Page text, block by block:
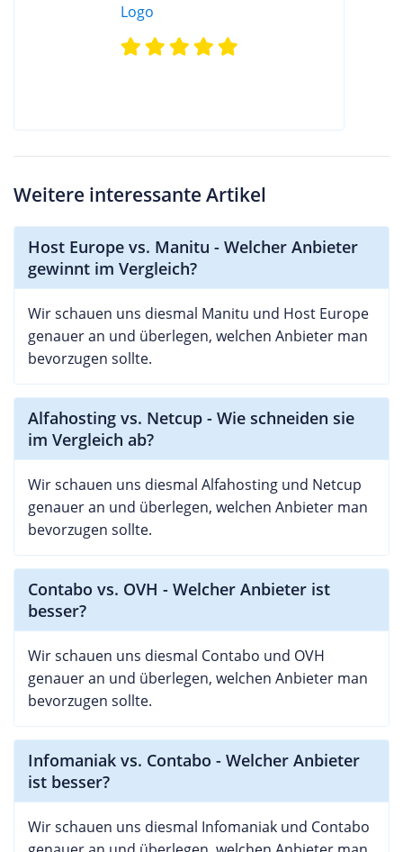
Weitere interessante Artikel
Host Europe vs. Manitu - Welcher Anbieter
gewinnt im Vergleich?
Wir schauen uns diesmal Manitu und Host Europe
genauer an und überlegen, welchen Anbieter man
bevorzugen sollte.
Alfahosting vs. Netcup - Wie schneiden sie
im Vergleich ab?
Wir schauen uns diesmal Alfahosting und Netcup
genauer an und überlegen, welchen Anbieter man
bevorzugen sollte.
Contabo vs. OVH - Welcher Anbieter ist
besser?
Wir schauen uns diesmal Contabo und OVH
genauer an und überlegen, welchen Anbieter man
bevorzugen sollte.
Infomaniak vs. Contabo - Welcher Anbieter
ist besser?
Wir schauen uns diesmal Infomaniak und Contabo